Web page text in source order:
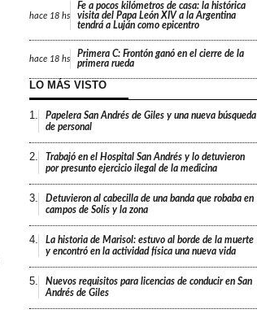
hace 18 hs
Fe a pocos kilómetros de casa: la histórica
visita del Papa León XIV a la Argentina
tendrá a Luján como epicentro
hace 18 hs
Primera C: Frontón ganó en el cierre de la
primera rueda
LO MÁS VISTO
1.
Papelera San Andrés de Giles y una nueva búsqueda
de personal
2.
Trabajó en el Hospital San Andrés y lo detuvieron
por presunto ejercicio ilegal de la medicina
3.
Detuvieron al cabecilla de una banda que robaba en
campos de Solís y la zona
4.
La historia de Marisol: estuvo al borde de la muerte
y encontró en la actividad física una nueva vida
5.
Nuevos requisitos para licencias de conducir en San
Andrés de Giles